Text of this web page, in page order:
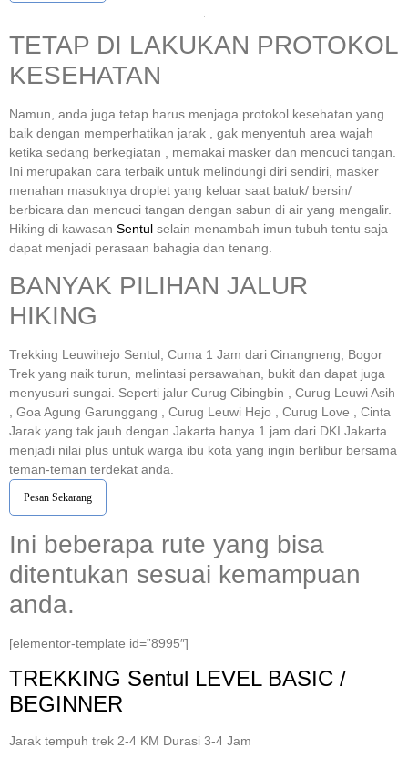
TETAP DI LAKUKAN PROTOKOL
KESEHATAN
Namun, anda juga tetap harus menjaga protokol kesehatan yang
baik dengan memperhatikan jarak , gak menyentuh area wajah
ketika sedang berkegiatan , memakai masker dan mencuci tangan.
Ini merupakan cara terbaik untuk melindungi diri sendiri, masker
menahan masuknya droplet yang keluar saat batuk/ bersin/
berbicara dan mencuci tangan dengan sabun di air yang mengalir.
Hiking di kawasan Sentul selain menambah imun tubuh tentu saja
dapat menjadi perasaan bahagia dan tenang.
BANYAK PILIHAN JALUR
HIKING
Trekking Leuwihejo Sentul, Cuma 1 Jam dari Cinangneng, Bogor
Trek yang naik turun, melintasi persawahan, bukit dan dapat juga
menyusuri sungai. Seperti jalur Curug Cibingbin , Curug Leuwi Asih
, Goa Agung Garunggang , Curug Leuwi Hejo , Curug Love , Cinta
Jarak yang tak jauh dengan Jakarta hanya 1 jam dari DKI Jakarta
menjadi nilai plus untuk warga ibu kota yang ingin berlibur bersama
teman-teman terdekat anda.
Pesan Sekarang
Ini beberapa rute yang bisa
ditentukan sesuai kemampuan
anda.
[elementor-template id=”8995″]
TREKKING Sentul LEVEL BASIC /
BEGINNER
Jarak tempuh trek 2-4 KM Durasi 3-4 Jam